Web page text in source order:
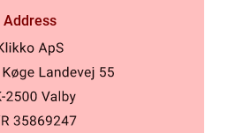
Address